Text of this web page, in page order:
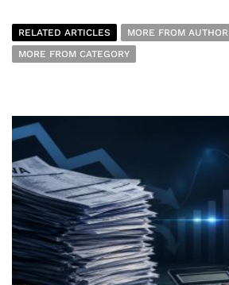
RELATED ARTICLES
MORE FROM AUTHOR
MORE FROM CATEGORY